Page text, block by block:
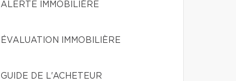
ALERTE IMMOBILIÈRE
ÉVALUATION IMMOBILIÈRE
GUIDE DE L'ACHETEUR